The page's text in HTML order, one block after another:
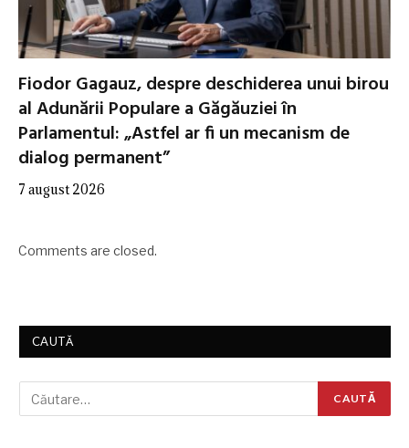
Fiodor Gagauz, despre deschiderea unui birou
al Adunării Populare a Găgăuziei în
Parlamentul: „Astfel ar fi un mecanism de
dialog permanent”
7 august 2026
Comments are closed.
CAUTĂ